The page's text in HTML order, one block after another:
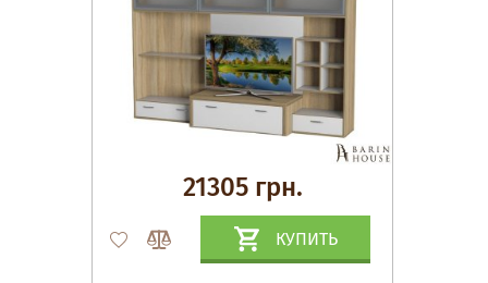
21305 грн.
КУПИТЬ